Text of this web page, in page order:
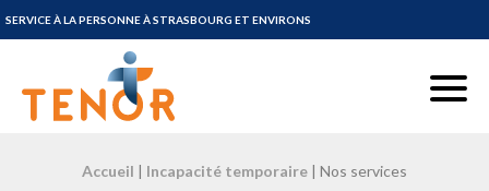
SERVICE À LA PERSONNE À STRASBOURG ET ENVIRONS
Tenor Service à la personne à Strasbourg et environs
Menu
Accueil | Incapacité temporaire | Nos services